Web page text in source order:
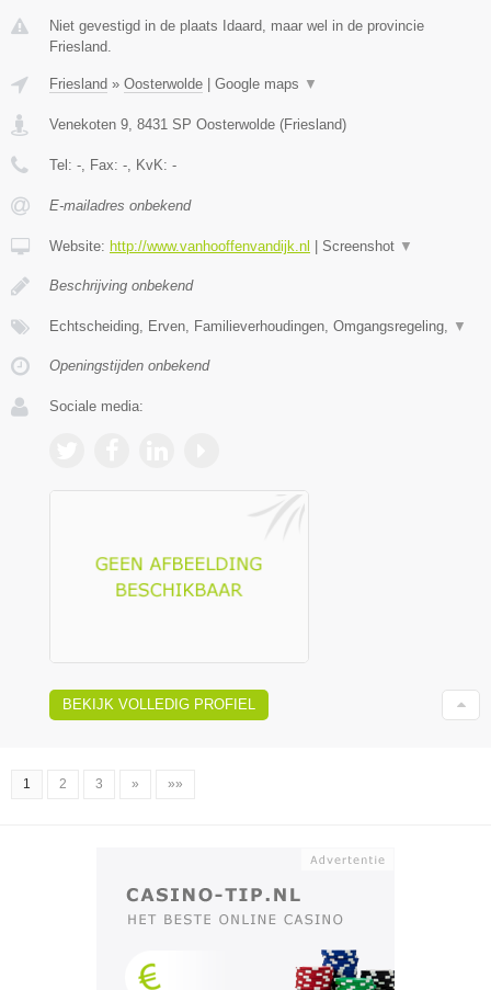
Niet gevestigd in de plaats Idaard, maar wel in de provincie
Friesland.
Friesland » Oosterwolde Google maps ▼
Venekoten 9 8431 SP Oosterwolde (Friesland)
Tel: - , Fax: - , KvK: -
E-mailadres onbekend
Website: http://www.vanhooffenvandijk.nl Screenshot ▼
Beschrijving onbekend
Echtscheiding, Erven, Familieverhoudingen, Omgangsregeling, ▼
Openingstijden onbekend
Sociale media:
BEKIJK VOLLEDIG PROFIEL
1 2 3 » »»